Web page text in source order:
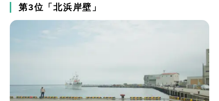
第3位「北浜岸壁」